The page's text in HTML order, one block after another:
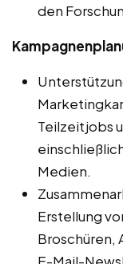
den
Teilzeitjobs
Medien.
Erstellung
Broschüren,